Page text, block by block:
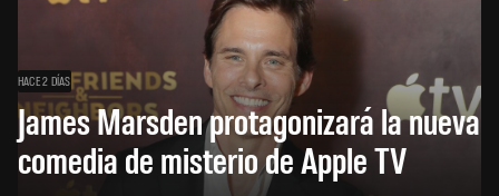
HACE 2 DÍAS
James Marsden protagonizará la nueva
comedia de misterio de Apple TV